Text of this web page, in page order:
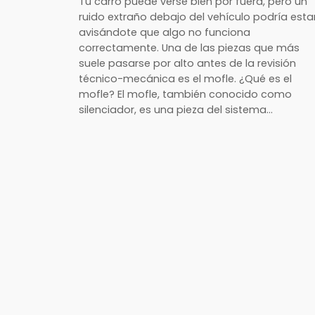
ruido extraño debajo del vehículo podría
avisándote que algo no funciona
correctamente. Una de las piezas que más
suele pasarse por alto antes de la revisión
técnico-mecánica es el mofle. ¿Qué es el
mofle? El mofle, también conocido como
silenciador, es una pieza del sistema…